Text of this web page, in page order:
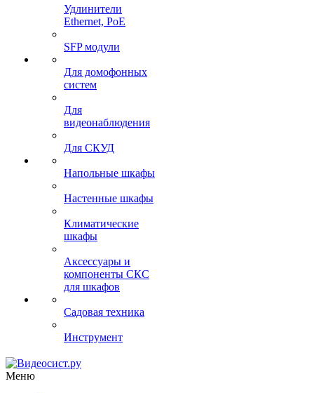
Удлинители
Ethernet, PoE
SFP модули
Для домофонных
систем
Для
видеонаблюдения
Для СКУД
Напольные шкафы
Настенные шкафы
Климатические
шкафы
Аксессуары и
компоненты СКС
для шкафов
Садовая техника
Инструмент
Меню